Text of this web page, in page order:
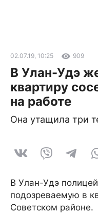
02.07.19, 10:25 909
В Улан-Удэ
квартиру
на работе
Она утащила три
В Улан-Удэ
подозреваемую в
Советском районе.